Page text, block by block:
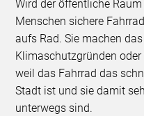
Wird der öffentliche
Menschen sichere
aufs Rad. Sie machen
Klimaschutzgründen
weil das Fahrrad das
Stadt ist und sie damit
unterwegs sind.